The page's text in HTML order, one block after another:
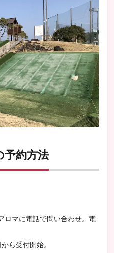
予約方法
ロマに電話で問い合わせ。電
ら受付開始。